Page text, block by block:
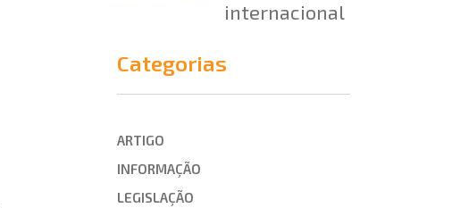
internacional
Categorias
ARTIGO
INFORMAÇÃO
LEGISLAÇÃO